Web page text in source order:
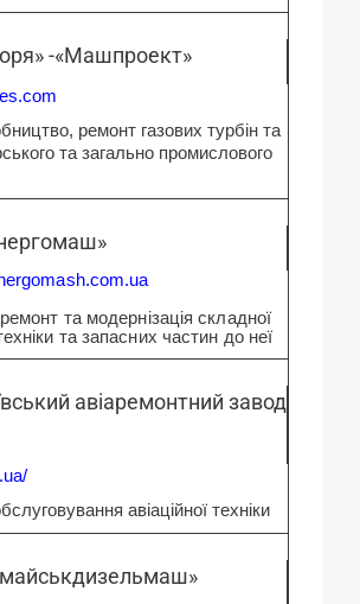
-«Машпроект»
ремонт газових турбін та
та загально промислового
та модернізація складної
та запасних частин до неї
авіаремонтний завод
авіаційної техніки